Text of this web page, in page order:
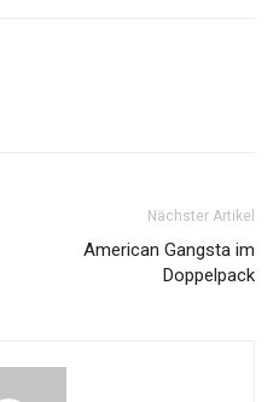
Nächster Artikel
American Gangsta im
Doppelpack